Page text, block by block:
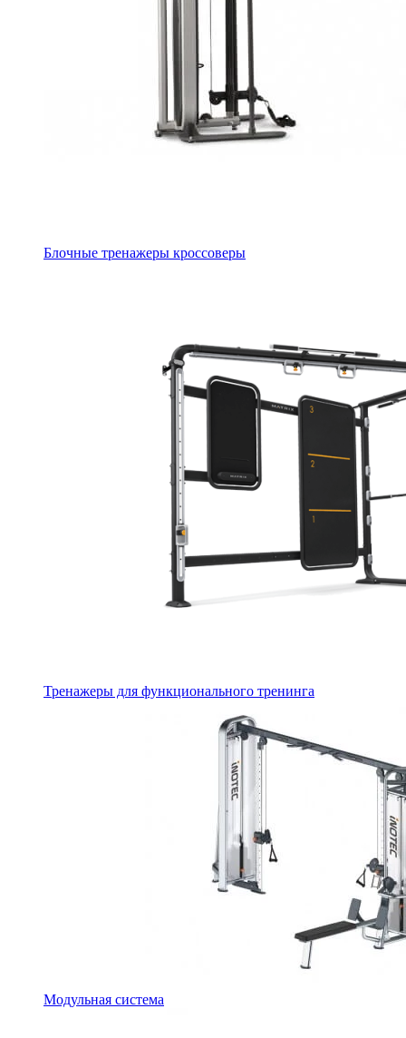
Блочные тренажеры кроссоверы
Тренажеры для функционального тренинга
Модульная система